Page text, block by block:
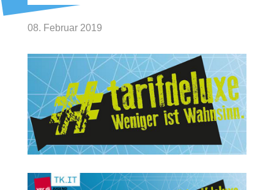
08. Februar 2019